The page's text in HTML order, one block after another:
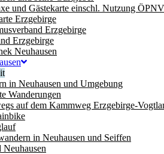
und Gästekarte einschl. Nutzung ÖPNV
Erzgebirge
Erzgebirge
Erzgebirge
Neuhausen
in Neuhausen und Umgebung
Wanderungen
auf dem Kammweg Erzgebirge-
in Neuhausen und Seiffen
Neuhausen